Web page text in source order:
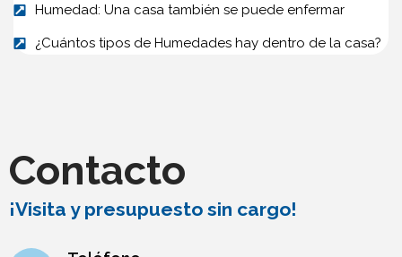
Humedad: Una casa también se puede enfermar
¿Cuántos tipos de Humedades hay dentro de la casa?
Contacto
¡Visita y presupuesto sin cargo!